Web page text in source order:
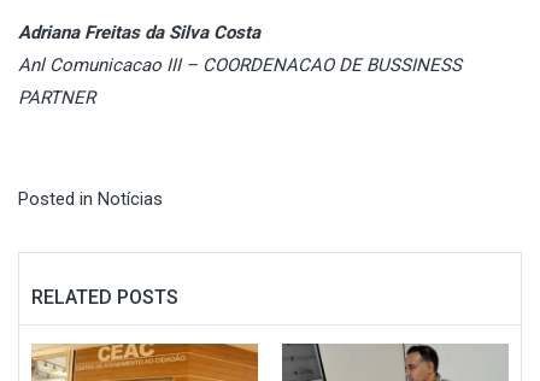
Adriana Freitas da Silva Costa
Anl Comunicacao III – COORDENACAO DE BUSSINESS
PARTNER
Posted in Notícias
RELATED POSTS